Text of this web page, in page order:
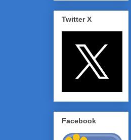
Twitter X
Facebook